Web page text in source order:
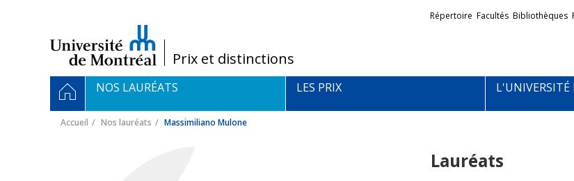
/Prix et distinctions
Liens
externes
Répertoire Facultés Bibliothèques
Navigation
principale
ACCUEIL
NOS LAURÉATS LES PRIX L'UNIVERSITÉ
Accueil Nos lauréats Massimiliano Mulone
Lauréats